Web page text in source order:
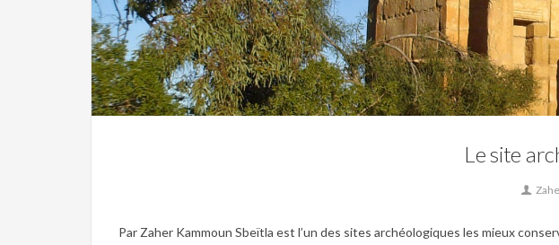
Culture, Patrimoine, Site
Le site
Par Zaher Kammoun Sbeïtla est l’un des sites archéologiques les mieux